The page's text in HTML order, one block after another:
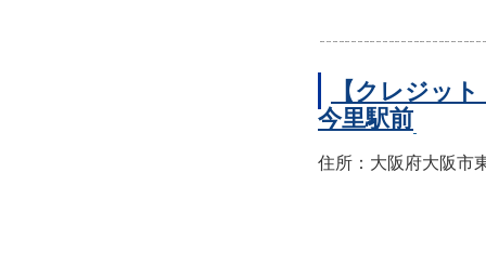
【クレジッ
今里駅前
住所：大阪府大阪市